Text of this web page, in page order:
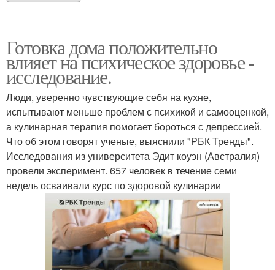
Готовка дома положительно
влияет на психическое здоровье -
исследование.
Люди, уверенно чувствующие себя на кухне,
испытывают меньше проблем с психикой и самооценкой,
а кулинарная терапия помогает бороться с депрессией.
Что об этом говорят ученые, выяснили "РБК Тренды".
Исследования из университета Эдит коуэн (Австралия)
провели эксперимент. 657 человек в течение семи
недель осваивали курс по здоровой кулинарии